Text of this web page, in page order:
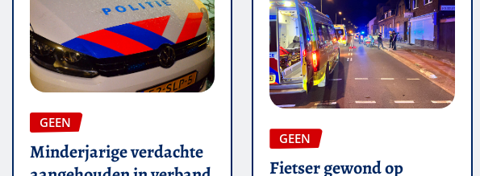
GEEN
Minderjarige verdachte
GEEN
Fietser gewond op